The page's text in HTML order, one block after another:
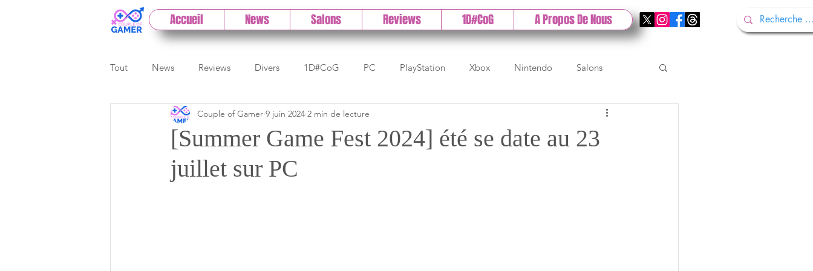
Accueil News Salons Reviews 1D#CoG A Propos De Nous
Tout News Reviews Divers 1D#CoG PC PlayStation Xbox Nintendo Salons
Previews Cloud Test indé DLC Gamescom
Paris Games Week Early Access
[Summer Game Fest 2024] été se date au 23
juillet sur PC
Couple of Gamer 9 juin 2024 2 min de lecture